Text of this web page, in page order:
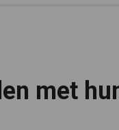
met